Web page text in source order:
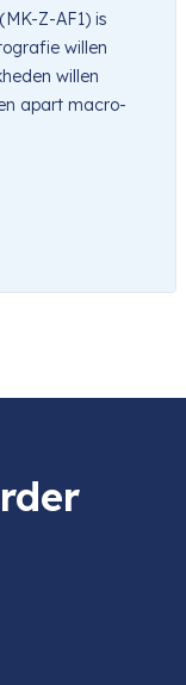
Z-AF1) is
willen
willen
apart macro-